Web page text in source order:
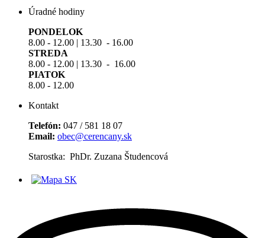
Úradné hodiny
PONDELOK
8.00 - 12.00 | 13.30 - 16.00
STREDA
8.00 - 12.00 | 13.30 - 16.00
PIATOK
8.00 - 12.00
Kontakt
Telefón: 047 / 581 18 07
Email: obec@cerencany.sk
Starostka: PhDr. Zuzana Študencová